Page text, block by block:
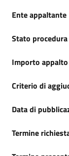
Ente appaltante
Stato procedura
Importo appalto
Criterio di
Data di
Termine